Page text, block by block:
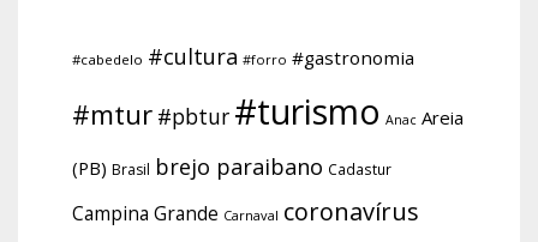
#cabedelo #cultura #forro #gastronomia
#mtur #pbtur #turismo Anac Areia
(PB) Brasil brejo paraibano Cadastur
Campina Grande Carnaval coronavírus